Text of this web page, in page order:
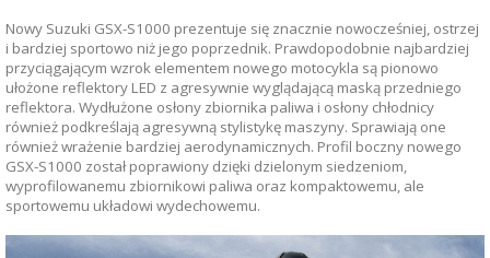
Nowy Suzuki GSX-S1000 prezentuje się znacznie nowocześniej, ostrzej
i bardziej sportowo niż jego poprzednik. Prawdopodobnie najbardziej
przyciągającym wzrok elementem nowego motocykla są pionowo
ułożone reflektory LED z agresywnie wyglądającą maską przedniego
reflektora. Wydłużone osłony zbiornika paliwa i osłony chłodnicy
również podkreślają agresywną stylistykę maszyny. Sprawiają one
również wrażenie bardziej aerodynamicznych. Profil boczny nowego
GSX-S1000 został poprawiony dzięki dzielonym siedzeniom,
wyprofilowanemu zbiornikowi paliwa oraz kompaktowemu, ale
sportowemu układowi wydechowemu.